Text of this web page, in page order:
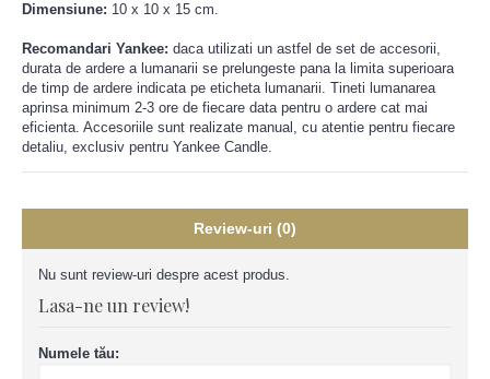
Dimensiune: 10 x 10 x 15 cm.
Recomandari Yankee: daca utilizati un astfel de set de accesorii,
durata de ardere a lumanarii se prelungeste pana la limita superioara
de timp de ardere indicata pe eticheta lumanarii. Tineti lumanarea
aprinsa minimum 2-3 ore de fiecare data pentru o ardere cat mai
eficienta. Accesoriile sunt realizate manual, cu atentie pentru fiecare
detaliu, exclusiv pentru Yankee Candle.
Review-uri (0)
Nu sunt review-uri despre acest produs.
Lasa-ne un review!
Numele tău: